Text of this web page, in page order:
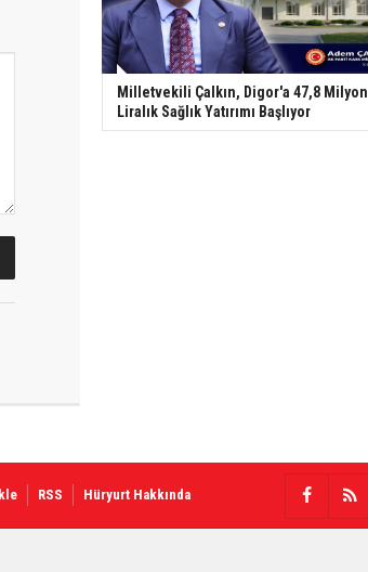
Milletvekili Çalkın, Digor'a 47,8 Milyon
Liralık Sağlık Yatırımı Başlıyor
RSS Hüryurt Hakkında